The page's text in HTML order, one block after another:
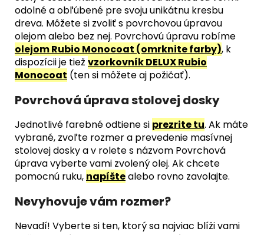
odolné a obľúbené pre svoju unikátnu kresbu
dreva. Môžete si zvoliť s povrchovou úpravou
olejom alebo bez nej. Povrchovú úpravu robíme
olejom Rubio Monocoat (omrknite farby), k
dispozícii je tiež vzorkovník DELUX Rubio
Monocoat (ten si môžete aj požičať).
Povrchová úprava stolovej dosky
Jednotlivé farebné odtiene si prezrite tu. Ak máte
vybrané, zvoľte rozmer a prevedenie masívnej
stolovej dosky a v rolete s názvom Povrchová
úprava vyberte vami zvolený olej. Ak chcete
pomocnú ruku, napíštealebo rovno zavolajte.
Nevyhovuje vám rozmer?
Nevadí! Vyberte si ten, ktorý sa najviac blíži vami